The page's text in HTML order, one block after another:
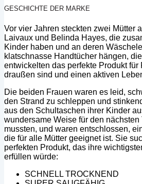
GESCHICHTE DER MARKE
Vor vier Jahren steckten zwei Mütter
Laivaux und Belinda Hayes, die
Kinder haben und an deren
klatschnasse Handtücher hängen,
entwickelten das perfekte Produkt
draußen sind und einen aktiven
Die beiden Frauen waren es leid,
den Strand zu schleppen und
aus den Schultaschen ihrer Kinder
wundersame Weise für den nächsten
mussten, und waren entschlossen,
die für alle Mütter geeignet ist. Sie
perfekten Produkt, das ihre
erfüllen würde:
SCHNELL TROCKNEND